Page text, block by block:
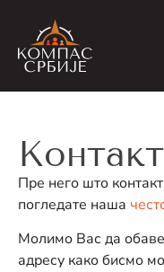
Контакт
Пре него што
погледате наша
Молимо Вас да
адресу како бисмо